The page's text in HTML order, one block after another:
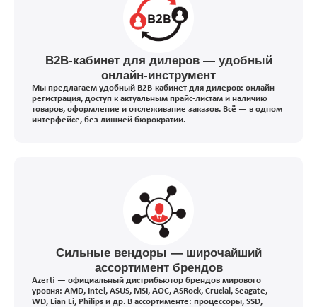
B2B-кабинет для дилеров — удобный
онлайн-инструмент
Мы предлагаем удобный B2B-кабинет для дилеров: онлайн-
регистрация, доступ к актуальным прайс-листам и наличию
товаров, оформление и отслеживание заказов. Всё — в одном
интерфейсе, без лишней бюрократии.
Сильные вендоры — широчайший
ассортимент брендов
Azerti — официальный дистрибьютор брендов мирового
уровня: AMD, Intel, ASUS, MSI, AOC, ASRock, Crucial, Seagate,
WD, Lian Li, Philips и др. В ассортименте: процессоры, SSD,